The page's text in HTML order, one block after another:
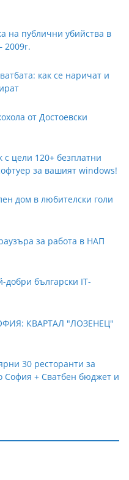
на публични убийства в
2009г.
как се наричат и
от Достоевски
цели 120+ безплатни
за вашият windows!
дом в любителски голи
за работа в НАП
добри български IT-
КВАРТАЛ "ЛОЗЕНЕЦ"
30 ресторанти за
София + Сватбен бюджет и